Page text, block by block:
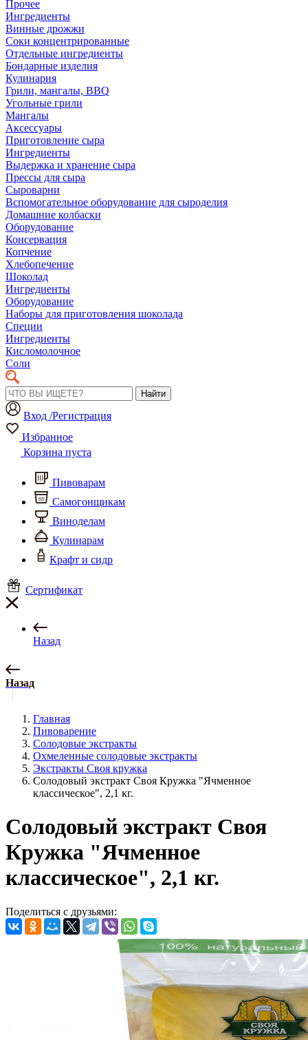
Прочее
Ингредиенты
Винные дрожжи
Соки концентрированные
Отдельные ингредиенты
Бондарные изделия
Кулинария
Грили, мангалы, BBQ
Угольные грили
Мангалы
Аксессуары
Приготовление сыра
Ингредиенты
Выдержка и хранение сыра
Прессы для сыра
Сыроварни
Вспомогательное оборудование для сыроделия
Домашние колбаски
Оборудование
Консервация
Копчение
Хлебопечение
Шоколад
Ингредиенты
Оборудование
Наборы для приготовления шоколада
Специи
Ингредиенты
Кисломолочное
Соли
Найти
Вход /Регистрация
Избранное
Корзина пуста
Пивоварам
Самогонщикам
Виноделам
Кулинарам
Крафт и сидр
Сертификат
Назад
Назад
Главная
Пивоварение
Солодовые экстракты
Охмеленные солодовые экстракты
Экстракты Своя кружка
Солодовый экстракт Своя Кружка "Ячменное
классическое", 2,1 кг.
Солодовый экстракт Своя
Кружка "Ячменное
классическое", 2,1 кг.
Поделиться с друзьями: